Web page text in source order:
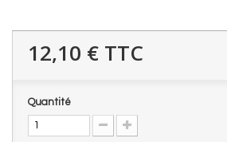
12,10 € TTC
Quantité